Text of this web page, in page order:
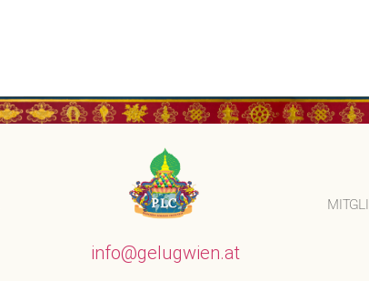
info@gelugwien.at